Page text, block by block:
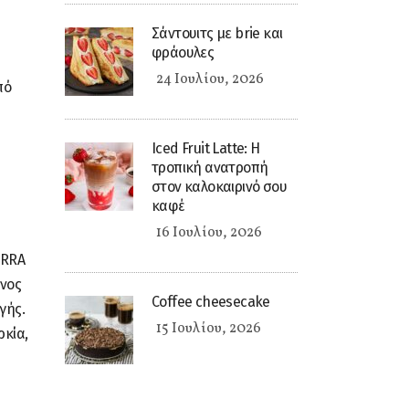
Σάντουιτς με brie και
φράουλες
24 Ιουλίου, 2026
Iced Fruit Latte: Η
τροπική ανατροπή
στον καλοκαιρινό σου
καφέ
16 Ιουλίου, 2026
Coffee cheesecake
15 Ιουλίου, 2026